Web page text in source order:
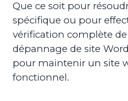
Que ce soit pour
spécifique ou pour
vérification complète de
dépannage de site
pour maintenir un site
fonctionnel.